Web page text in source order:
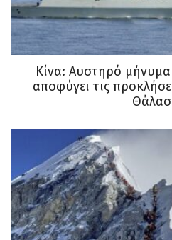
Κίνα: Αυστηρό μήνυμα
αποφύγει τις